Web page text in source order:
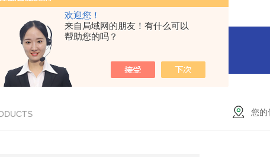
欢迎您！
来自局域网的朋友！有什么可以
帮助您的吗？
RENYWELL球栅尺厂家YOYICK读头B50数显表 OYI直线电
您的